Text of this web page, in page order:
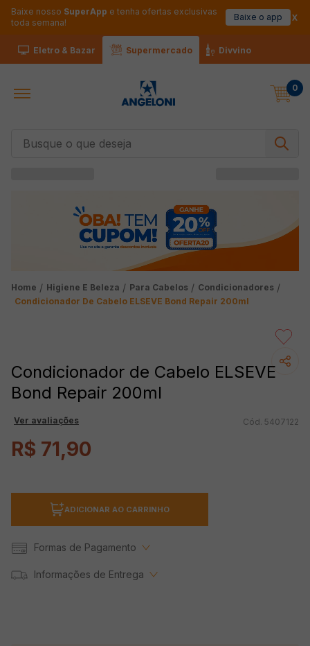
Baixe nosso SuperApp e tenha ofertas exclusivas
toda semana!
Baixe o app
Eletro & Bazar Supermercado Divvino
0
Higiene E Beleza Para Cabelos
Condicionadores
Condicionador De Cabelo ELSEVE Bond Repair 200ml
Condicionador de Cabelo ELSEVE
Bond Repair 200ml
Ver avaliações 5407122
R$ 71,90
ADICIONAR AO CARRINHO
Formas de Pagamento
Informações de Entrega